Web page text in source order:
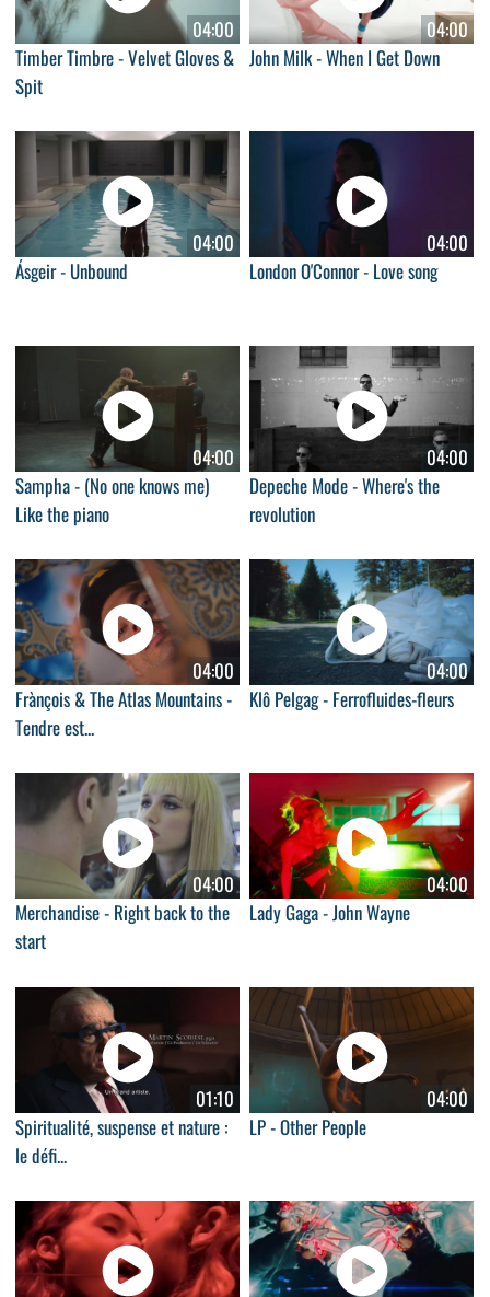
04:00
Timber Timbre - Velvet Gloves &
Spit
04:00
John Milk - When I Get Down
04:00
Ásgeir - Unbound
04:00
London O'Connor - Love song
04:00
Sampha - (No one knows me)
Like the piano
04:00
Depeche Mode - Where's the
revolution
04:00
Frànçois & The Atlas Mountains -
Tendre est...
04:00
Klô Pelgag - Ferrofluides-fleurs
04:00
Merchandise - Right back to the
start
04:00
Lady Gaga - John Wayne
01:10
Spiritualité, suspense et nature :
le défi...
04:00
LP - Other People